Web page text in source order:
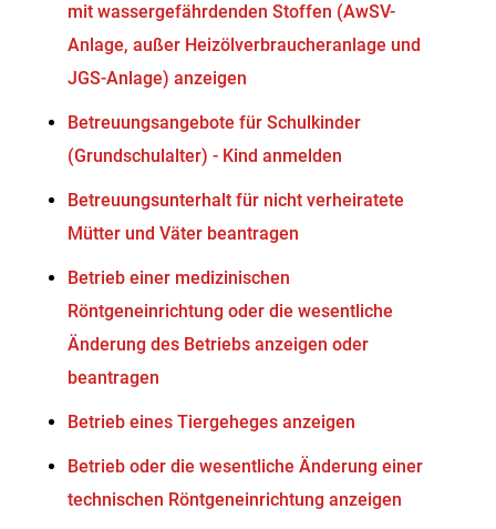
mit wassergefährdenden Stoffen (AwSV-
Anlage, außer Heizölverbraucheranlage und
JGS-Anlage) anzeigen
Betreuungsangebote für Schulkinder
(Grundschulalter) - Kind anmelden
Betreuungsunterhalt für nicht verheiratete
Mütter und Väter beantragen
Betrieb einer medizinischen
Röntgeneinrichtung oder die wesentliche
Änderung des Betriebs anzeigen oder
beantragen
Betrieb eines Tiergeheges anzeigen
Betrieb oder die wesentliche Änderung einer
technischen Röntgeneinrichtung anzeigen